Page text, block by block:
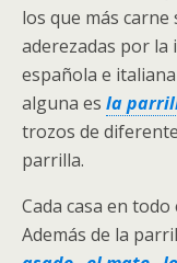
los que más carne
aderezadas por la
española e
alguna es la
trozos de
parrilla.
Cada casa en
Además de la